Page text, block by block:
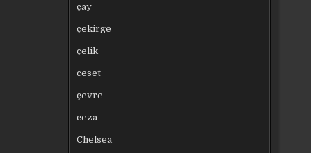
çay
çekirge
çelik
ceset
çevre
ceza
Chelsea